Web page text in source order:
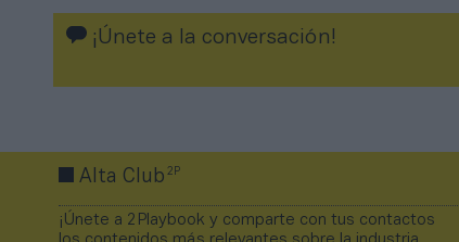
¡Únete a la conversación!
Alta Club2P
¡Únete a 2Playbook y comparte con tus contactos